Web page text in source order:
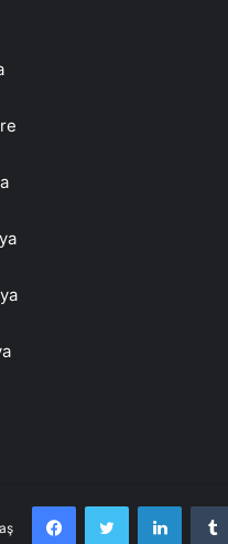
FacebookTwitter